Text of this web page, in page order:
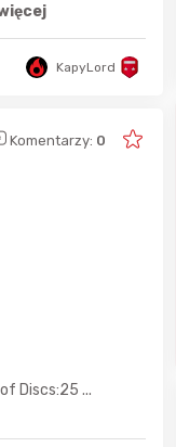
KapyLord
Komentarzy: 0
Discs:25 ...